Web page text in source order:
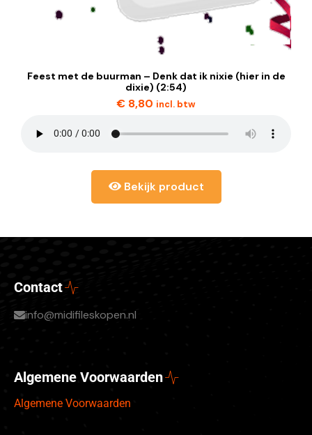
Feest met de buurman – Denk dat ik nixie (hier in de
dixie) (2:54)
€ 8,80 incl. btw
Bekijk product
Contact
info@midifileskopen.nl
Algemene Voorwaarden
Algemene Voorwaarden